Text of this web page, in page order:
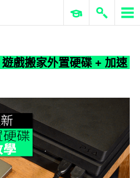
ERP 與商業 AI
戲搬家外置硬碟 + 加速